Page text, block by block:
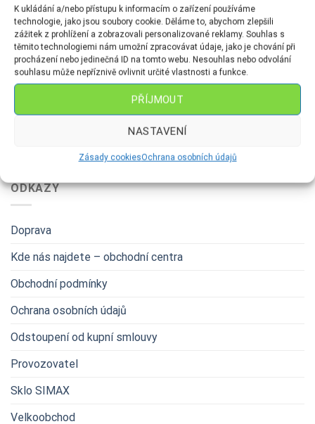
K ukládání a/nebo přístupu k informacím o zařízení používáme
technologie, jako jsou soubory cookie. Děláme to, abychom zlepšili
zážitek z prohlížení a zobrazovali personalizované reklamy. Souhlas s
těmito technologiemi nám umožní zpracovávat údaje, jako je chování při
procházení nebo jedinečná ID na tomto webu. Nesouhlas nebo odvolání
souhlasu může nepříznivě ovlivnit určité vlastnosti a funkce.
PŘÍJMOUT
NASTAVENÍ
Zásady cookiesOchrana osobních údajů
ŠPICE
Špice 1 koule – Mrazolak dekor
K2 zrcátko
249Kč
FIGURKY
Kravička-malá
119Kč
ODKAZY
Doprava
Kde nás najdete – obchodní centra
Obchodní podmínky
Ochrana osobních údajů
Odstoupení od kupní smlouvy
Provozovatel
Sklo SIMAX
Velkoobchod